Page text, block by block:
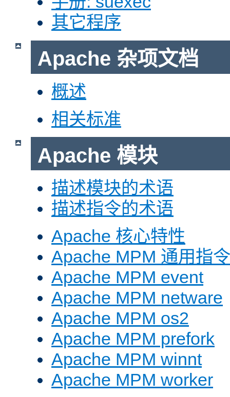
其它程序
Apache 杂项文档
概述
相关标准
Apache 模块
描述模块的术语
描述指令的术语
Apache 核心特性
Apache MPM 通用指令
Apache MPM event
Apache MPM netware
Apache MPM os2
Apache MPM prefork
Apache MPM winnt
Apache MPM worker